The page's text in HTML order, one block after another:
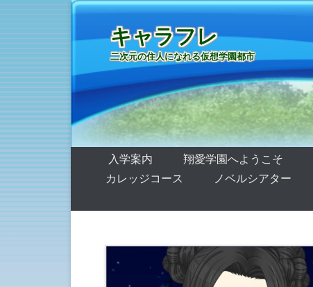
キャラフレ
二次元の住人になれる仮想学園都市
第1メニュー
コンテンツへ移動
入学案内 翔愛学園へようこそ
カレッジコース
ノベルシアター